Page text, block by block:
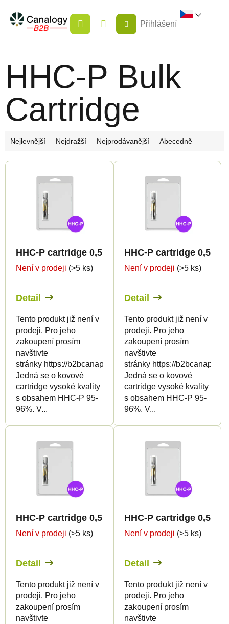
obsah
NÁKUPNÍ
KOŠÍK
Přihlášení
HHC-P Bulk
Cartridge
Ř
z
Nejlevnější Nejdražší Nejprodávanější Abecedně
V
HHC-P cartridge 0,5ml BULK - Live Resin
Není v prodeji (>5 ks)
Detail
Tento produkt již není v
prodeji. Pro jeho
zakoupení prosím
navštivte
stránky https://b2bcanapuff.com/
Jedná se o kovové
cartridge vysoké kvality
s obsahem HHC-P 95-
96%. V...
HHC-P cartridge 0,5ml
Není v prodeji (>5 ks)
Detail
Tento produkt již není v
prodeji. Pro jeho
zakoupení prosím
navštivte
stránky https://
Jedná se o kovové
cartridge vysoké kvality
s obsahem HHC-P 95-
96%. V...
HHC-P cartridge 0,5ml BULK - Terpen flavour
Není v prodeji (>5 ks)
Detail
Tento produkt již není v
prodeji. Pro jeho
zakoupení prosím
navštivte
HHC-P cartridge 0,5ml
Není v prodeji (>5 ks)
Detail
Tento produkt již není v
prodeji. Pro jeho
zakoupení prosím
navštivte